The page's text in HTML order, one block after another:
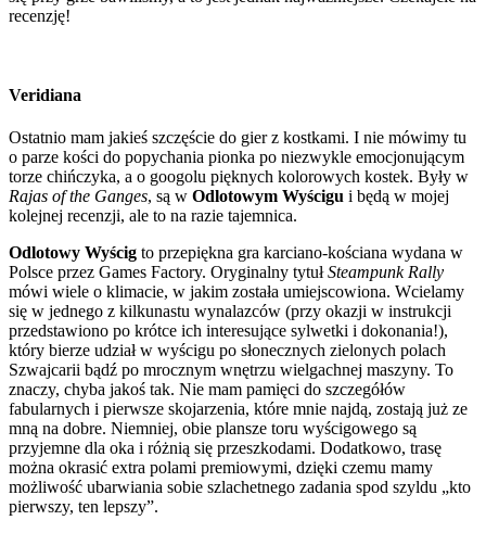
recenzję!
Veridiana
Ostatnio mam jakieś szczęście do gier z kostkami. I nie mówimy tu
o parze kości do popychania pionka po niezwykle emocjonującym
torze chińczyka, a o googolu pięknych kolorowych kostek. Były w
Rajas of the Ganges, są w Odlotowym Wyścigu i będą w mojej
kolejnej recenzji, ale to na razie tajemnica.
Odlotowy Wyścig to przepiękna gra karciano-kościana wydana w
Polsce przez Games Factory. Oryginalny tytułSteampunk Rally
mówi wiele o klimacie, w jakim została umiejscowiona. Wcielamy
się w jednego z kilkunastu wynalazców (przy okazji w instrukcji
przedstawiono po krótce ich interesujące sylwetki i dokonania!),
który bierze udział w wyścigu po słonecznych zielonych polach
Szwajcarii bądź po mrocznym wnętrzu wielgachnej maszyny. To
znaczy, chyba jakoś tak. Nie mam pamięci do szczegółów
fabularnych i pierwsze skojarzenia, które mnie najdą, zostają już ze
mną na dobre. Niemniej, obie plansze toru wyścigowego są
przyjemne dla oka i różnią się przeszkodami. Dodatkowo, trasę
można okrasić extra polami premiowymi, dzięki czemu mamy
możliwość ubarwiania sobie szlachetnego zadania spod szyldu „kto
pierwszy, ten lepszy”.